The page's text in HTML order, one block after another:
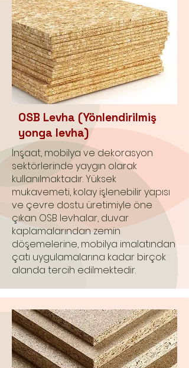
OSB Levha (Yönlendirilmiş
yonga levha)
İnşaat, mobilya ve dekorasyon
sektörlerinde yaygın olarak
kullanılmaktadır. Yüksek
mukavemeti, kolay işlenebilir yapısı
ve çevre dostu üretimiyle öne
çıkan OSB levhalar, duvar
kaplamalarından zemin
döşemelerine, mobilya imalatından
çatı uygulamalarına kadar birçok
alanda tercih edilmektedir.